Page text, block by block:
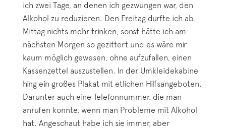
ich zwei Tage, an denen ich gezwungen war, den
Alkohol zu reduzieren. Den Freitag durfte ich ab
Mittag nichts mehr trinken, sonst hätte ich am
nächsten Morgen so gezittert und es wäre mir
kaum möglich gewesen, ohne aufzufallen, einen
Kassenzettel auszustellen. In der Umkleidekabine
hing ein großes Plakat mit etlichen Hilfsangeboten.
Darunter auch eine Telefonnummer, die man
anrufen konnte, wenn man Probleme mit Alkohol
hat. Angeschaut habe ich sie immer, aber